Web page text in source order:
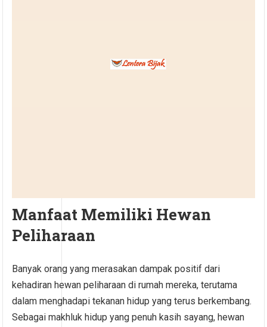
Manfaat Memiliki Hewan
Peliharaan
Banyak orang yang merasakan dampak positif dari
kehadiran hewan peliharaan di rumah mereka, terutama
dalam menghadapi tekanan hidup yang terus berkembang.
Sebagai makhluk hidup yang penuh kasih sayang, hewan